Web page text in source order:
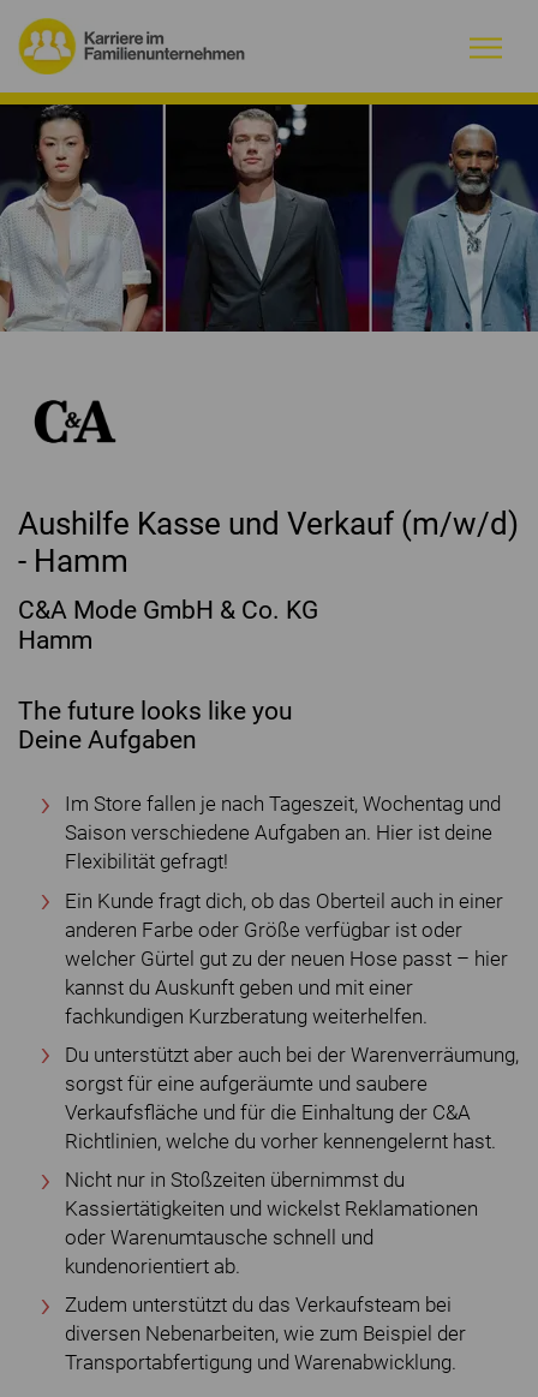
Warum Familienunternehmen?
Firmenprofile
Jobs
Magazin
Initiative
Aushilfe Kasse und Verkauf (m/w/d)
- Hamm
C&A Mode GmbH & Co. KG
Hamm
The future looks like you
Deine Aufgaben
Im Store fallen je nach Tageszeit, Wochentag und
Saison verschiedene Aufgaben an. Hier ist deine
Flexibilität gefragt!
Ein Kunde fragt dich, ob das Oberteil auch in einer
anderen Farbe oder Größe verfügbar ist oder
welcher Gürtel gut zu der neuen Hose passt – hier
kannst du Auskunft geben und mit einer
fachkundigen Kurzberatung weiterhelfen.
Du unterstützt aber auch bei der Warenverräumung,
sorgst für eine aufgeräumte und saubere
Verkaufsfläche und für die Einhaltung der C&A
Richtlinien, welche du vorher kennengelernt hast.
Nicht nur in Stoßzeiten übernimmst du
Kassiertätigkeiten und wickelst Reklamationen
oder Warenumtausche schnell und
kundenorientiert ab.
Zudem unterstützt du das Verkaufsteam bei
diversen Nebenarbeiten, wie zum Beispiel der
Transportabfertigung und Warenabwicklung.